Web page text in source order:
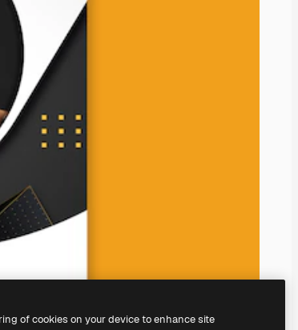
of cookies on your device to enhance site